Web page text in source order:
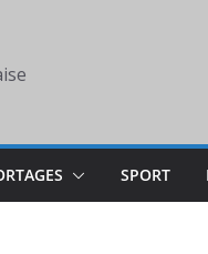
SPORT